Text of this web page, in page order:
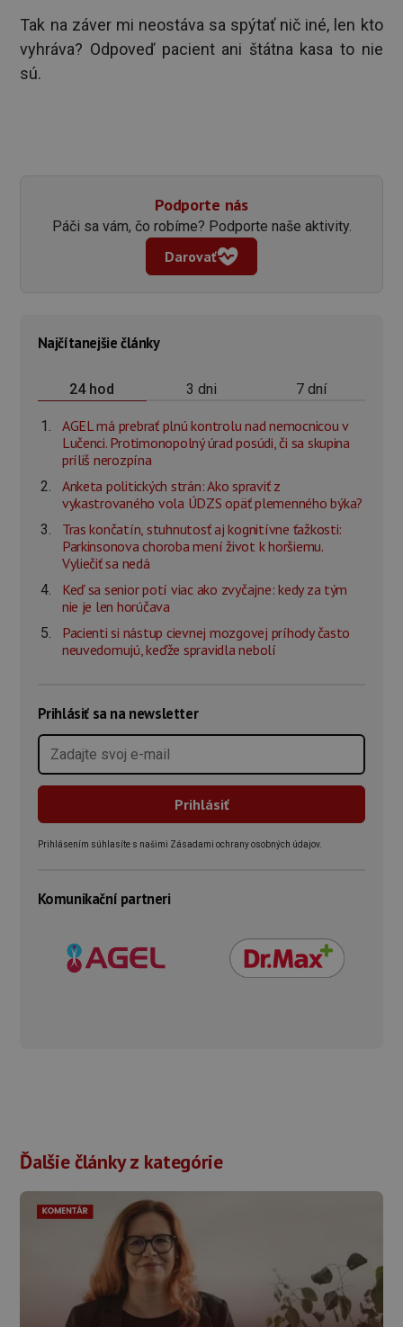
Tak na záver mi neostáva sa spýtať nič iné, len kto
vyhráva? Odpoveď pacient ani štátna kasa to nie
sú.
Podporte nás
Páči sa vám, čo robíme? Podporte naše aktivity.
Darovať
Najčítanejšie články
24 hod 3 dni 7 dní
AGEL má prebrať plnú kontrolu nad nemocnicou v
Lučenci. Protimonopolný úrad posúdi, či sa skupina
príliš nerozpína
Anketa politických strán: Ako spraviť z
vykastrovaného vola ÚDZS opäť plemenného býka?
Tras končatín, stuhnutosť aj kognitívne ťažkosti:
Parkinsonova choroba mení život k horšiemu.
Vyliečiť sa nedá
Keď sa senior potí viac ako zvyčajne: kedy za tým
nie je len horúčava
Pacienti si nástup cievnej mozgovej príhody často
neuvedomujú, keďže spravidla nebolí
Prihlásiť sa na newsletter
Prihlásením súhlasíte s našimi Zásadami ochrany osobných údajov.
Komunikační partneri
Ďalšie články z kategórie